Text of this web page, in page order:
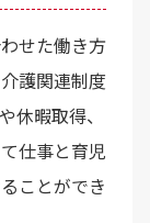
せた働き方
護関連制度
休暇取得、
仕事と育児
ことができ